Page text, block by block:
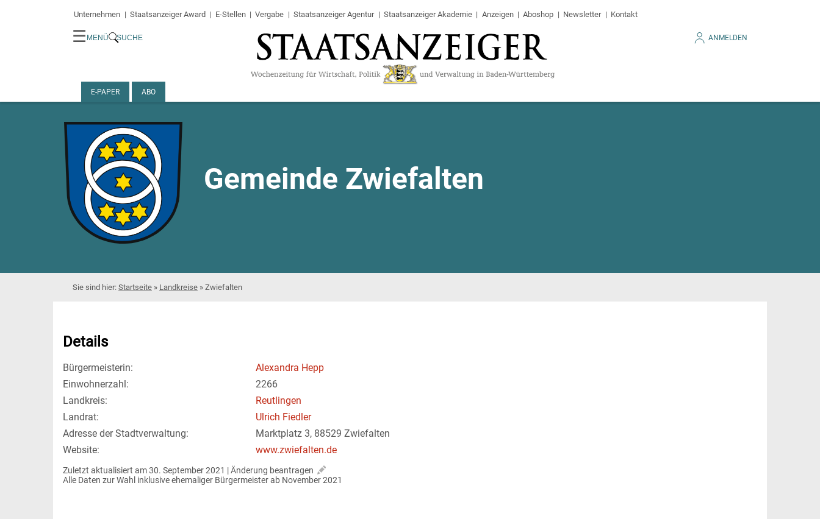
Unternehmen Staatsanzeiger Award E-Stellen Vergabe Staatsanzeiger Agentur Staatsanzeiger Akademie Anzeigen Aboshop Newsletter Kontakt
☰ MENÜ SUCHE ANMELDEN
E-PAPER ABO
Gemeinde Zwiefalten
Startseite » Landkreise » Zwiefalten
Details
Bürgermeisterin:
Alexandra Hepp
Einwohnerzahl:
2266
Landkreis:
Reutlingen
Landrat:
Ulrich Fiedler
Adresse der Stadtverwaltung:
Marktplatz 3, 88529 Zwiefalten
Website:
www.zwiefalten.de
Zuletzt aktualisiert am 30. September 2021 | Änderung beantragen
Alle Daten zur Wahl inklusive ehemaliger Bürgermeister ab November 2021